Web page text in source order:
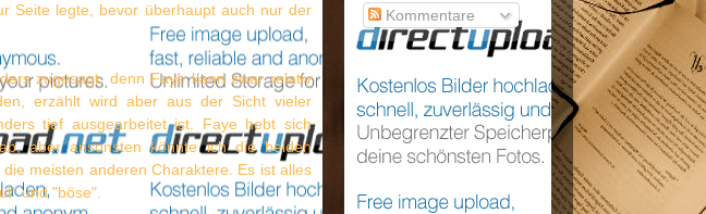
Seite legte, bevor überhaupt auch nur der
zugesagt, denn Faye kann zwar relativ
erzählt wird aber aus der Sicht vieler
tief ausgearbeitet ist. Faye hebt sich
aber ansonsten könnte ich die beiden
meisten anderen Charaktere. Es ist alles
und "böse".
Kommentare